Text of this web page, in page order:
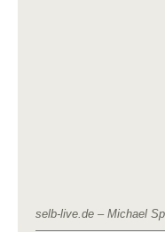
selb-live.de – Michael